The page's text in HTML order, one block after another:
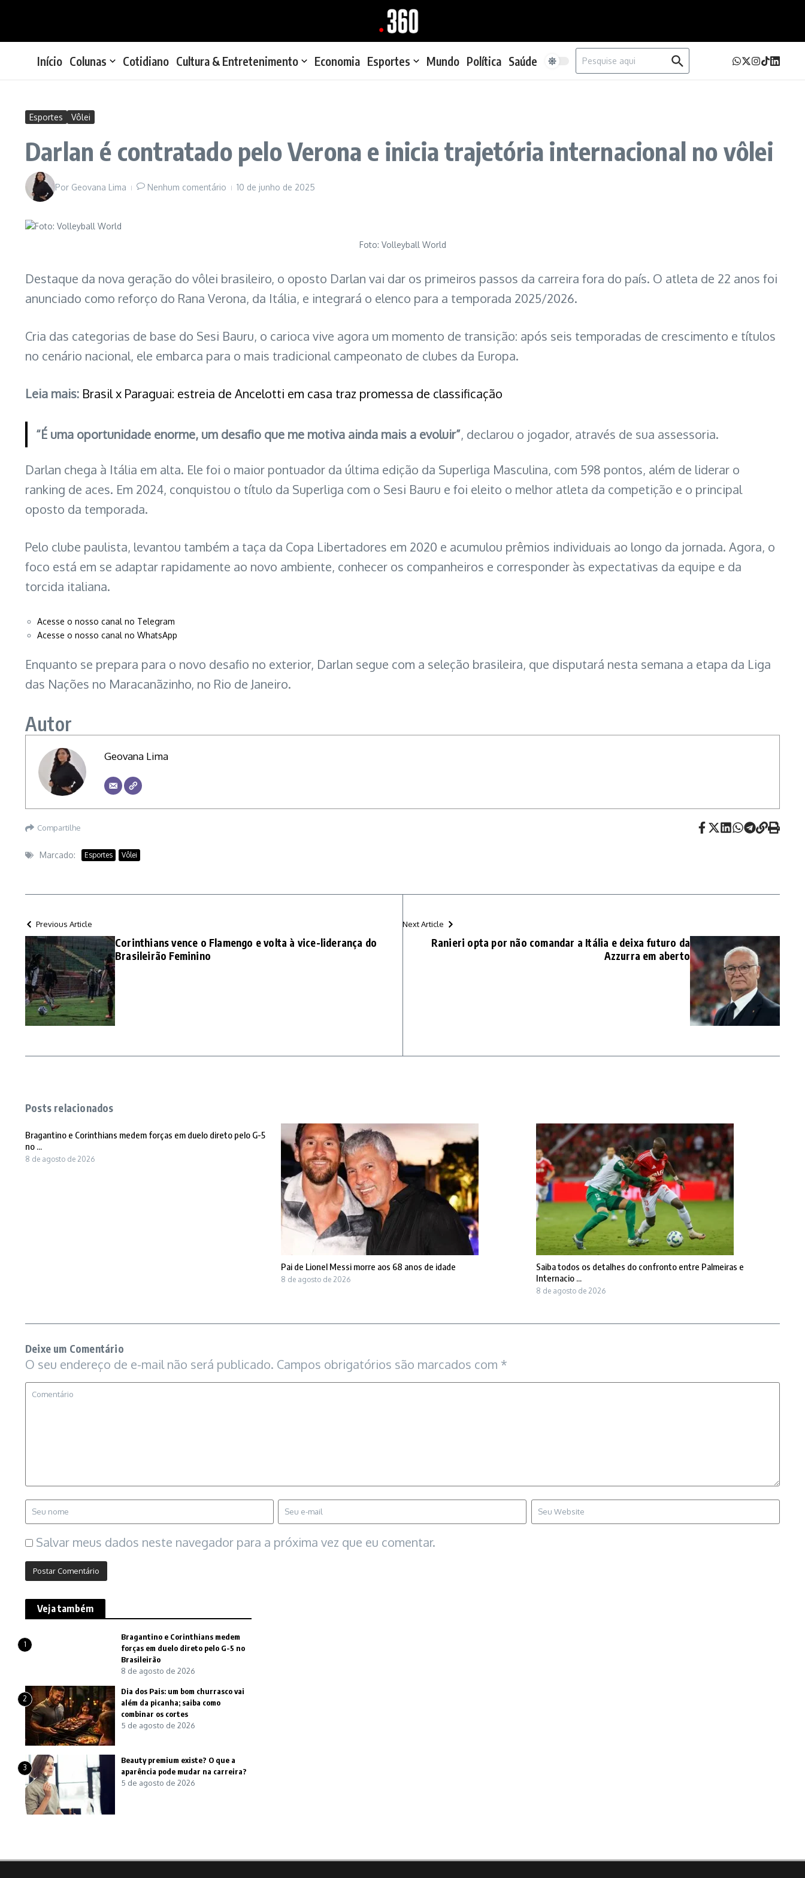
Início Colunas Cotidiano Cultura & Entretenimento Economia Esportes Mundo Política Saúde
Procurar por:
Esportes Vôlei
Darlan é contratado pelo Verona e inicia trajetória internacional no vôlei
Por Geovana Lima Nenhum comentário 10 de junho de 2025
Foto: Volleyball World
Destaque da nova geração do vôlei brasileiro, o oposto Darlan vai dar os primeiros passos da carreira fora do país. O atleta de 22 anos foi
anunciado como reforço do Rana Verona, da Itália, e integrará o elenco para a temporada 2025/2026.
Cria das categorias de base do Sesi Bauru, o carioca vive agora um momento de transição: após seis temporadas de crescimento e títulos
no cenário nacional, ele embarca para o mais tradicional campeonato de clubes da Europa.
Leia mais: Brasil x Paraguai: estreia de Ancelotti em casa traz promessa de classificação
“É uma oportunidade enorme, um desafio que me motiva ainda mais a evoluir”, declarou o jogador, através de sua assessoria.
Darlan chega à Itália em alta. Ele foi o maior pontuador da última edição da Superliga Masculina, com 598 pontos, além de liderar o
ranking de aces. Em 2024, conquistou o título da Superliga com o Sesi Bauru e foi eleito o melhor atleta da competição e o principal
oposto da temporada.
Pelo clube paulista, levantou também a taça da Copa Libertadores em 2020 e acumulou prêmios individuais ao longo da jornada. Agora, o
foco está em se adaptar rapidamente ao novo ambiente, conhecer os companheiros e corresponder às expectativas da equipe e da
torcida italiana.
Acesse o nosso canal no Telegram
Acesse o nosso canal no WhatsApp
Enquanto se prepara para o novo desafio no exterior, Darlan segue com a seleção brasileira, que disputará nesta semana a etapa da Liga
das Nações no Maracanãzinho, no Rio de Janeiro.
Autor
Geovana Lima
Compartilhe
Marcado: Esportes Vôlei
Previous Article
Corinthians vence o Flamengo e volta à vice-liderança do
Brasileirão Feminino
Next Article
Ranieri opta por não comandar a Itália e deixa futuro da
Azzurra em aberto
Posts relacionados
Bragantino e Corinthians medem forças em duelo direto pelo G-5
no ...
8 de agosto de 2026
Pai de Lionel Messi morre aos 68 anos de idade
8 de agosto de 2026
Saiba todos os detalhes do confronto entre Palmeiras e
Internacio ...
8 de agosto de 2026
Deixe um Comentário
O seu endereço de e-mail não será publicado. Campos obrigatórios são marcados com *
Salvar meus dados neste navegador para a próxima vez que eu comentar.
Veja também
1
Bragantino e Corinthians medem
forças em duelo direto pelo G-5 no
Brasileirão
8 de agosto de 2026
2
Dia dos Pais: um bom churrasco vai
além da picanha; saiba como
combinar os cortes
5 de agosto de 2026
3
Beauty premium existe? O que a
aparência pode mudar na carreira?
5 de agosto de 2026